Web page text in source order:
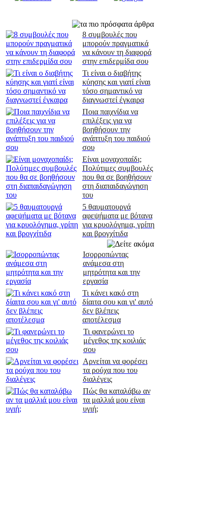
8 συμβουλές που
μπορούν πραγματικά
να κάνουν τη διαφορά
στην επιδερμίδα σου
Τι είναι ο διαβήτης
κύησης και γιατί είναι
τόσο σημαντικό να
διαγνωστεί έγκαιρα
Ποια παιχνίδια να
επιλέξεις για να
βοηθήσουν την
ανάπτυξη του παιδιού
σου
Είναι μοναχοπαίδι;
Πολύτιμες συμβουλές
που θα σε βοηθήσουν
στη διαπαιδαγώγηση
του
5 θαυματουργά
αφεψήματα με βότανα
για κρυολόγημα, γρίπη
και βρογχίτιδα
Ισορροπώντας
ανάμεσα στη
μητρότητα και την
εργασία
Τι κάνει κακό στη
δίαιτα σου και γι' αυτό
δεν βλέπεις
αποτέλεσμα
Τι φανερώνει το
μέγεθος της κοιλιάς
σου
Αρνείται να φορέσει
τα ρούχα που του
διαλέγεις
Πώς θα καταλάβω αν
τα μαλλιά μου είναι
υγιή;